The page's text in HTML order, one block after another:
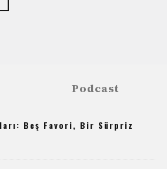
Podcast
Beş Favori, Bir Sürpriz